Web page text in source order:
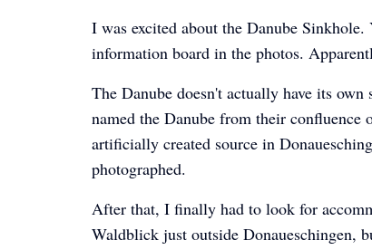
I was excited about the Danube
information board in the photos.
The Danube doesn't actually have its
named the Danube from their confluence
artificially created source in
photographed.
After that, I finally had to look for
Waldblick just outside